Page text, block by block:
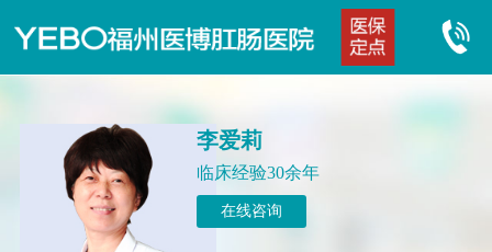
李爱莉
临床经验30余年
在线咨询